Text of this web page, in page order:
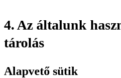
4. Az általunk
tárolás
Alapvető sütik